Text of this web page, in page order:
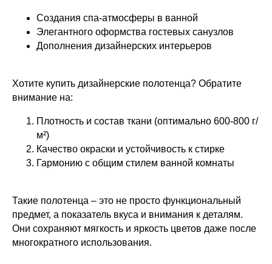
Создания спа-атмосферы в ванной
Элегантного оформства гостевых санузлов
Дополнения дизайнерских интерьеров
Хотите купить дизайнерские полотенца? Обратите
внимание на:
Плотность и состав ткани (оптимально 600-800 г/
м²)
Качество окраски и устойчивость к стирке
Гармонию с общим стилем ванной комнаты
Такие полотенца – это не просто функциональный
предмет, а показатель вкуса и внимания к деталям.
Они сохраняют мягкость и яркость цветов даже после
многократного использования.